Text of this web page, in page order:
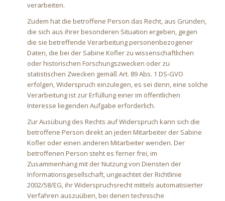
verarbeiten.
Zudem hat die betroffene Person das Recht, aus Gründen,
die sich aus ihrer besonderen Situation ergeben, gegen
die sie betreffende Verarbeitung personenbezogener
Daten, die bei der Sabine Kofler zu wissenschaftlichen
oder historischen Forschungszwecken oder zu
statistischen Zwecken gemäß Art. 89 Abs. 1 DS-GVO
erfolgen, Widerspruch einzulegen, es sei denn, eine solche
Verarbeitung ist zur Erfüllung einer im öffentlichen
Interesse liegenden Aufgabe erforderlich.
Zur Ausübung des Rechts auf Widerspruch kann sich die
betroffene Person direkt an jeden Mitarbeiter der Sabine
Kofler oder einen anderen Mitarbeiter wenden. Der
betroffenen Person steht es ferner frei, im
Zusammenhang mit der Nutzung von Diensten der
Informationsgesellschaft, ungeachtet der Richtlinie
2002/58/EG, ihr Widerspruchsrecht mittels automatisierter
Verfahren auszuüben, bei denen technische